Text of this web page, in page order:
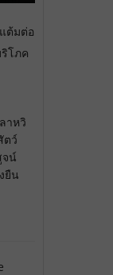
ต้มต่อ
โภค
าหวิ
ตว์
จน์
ยืน